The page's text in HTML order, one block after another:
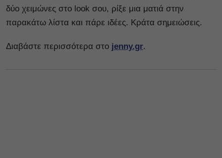
δύο χειμώνες στο look σου, ρίξε μια ματιά στην
παρακάτω λίστα και πάρε ιδέες. Κράτα σημειώσεις.
Διαβάστε περισσότερα στο jenny.gr.